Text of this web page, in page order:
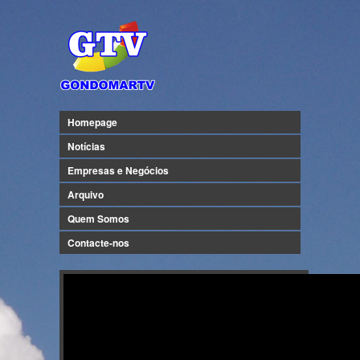
Homepage
Notícias
Empresas e Negócios
Arquivo
Quem Somos
Contacte-nos